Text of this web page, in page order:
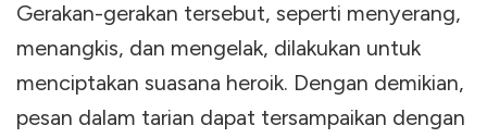
Gerakan-gerakan tersebut, seperti menyerang,
menangkis, dan mengelak, dilakukan untuk
menciptakan suasana heroik. Dengan demikian,
pesan dalam tarian dapat tersampaikan dengan